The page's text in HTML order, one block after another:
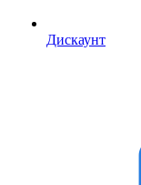
Дискаунт